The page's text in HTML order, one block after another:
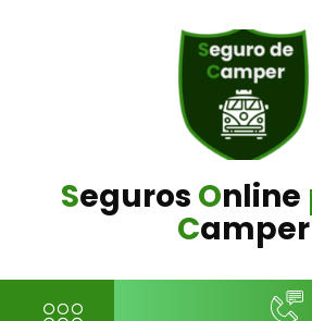
Seguros Online
Camper